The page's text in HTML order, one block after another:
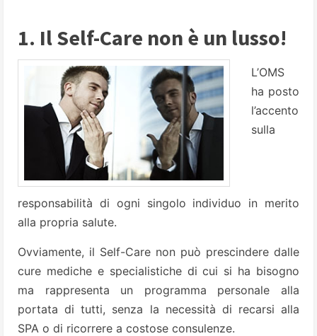
1. Il Self-Care non è un lusso!
L’OMS
ha posto
l’accento
sulla
responsabilità di ogni singolo individuo in merito
alla propria salute.
Ovviamente, il Self-Care non può prescindere dalle
cure mediche e specialistiche di cui si ha bisogno
ma rappresenta un programma personale alla
portata di tutti, senza la necessità di recarsi alla
SPA o di ricorrere a costose consulenze.